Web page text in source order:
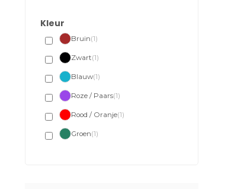
Kleur
Bruin(1)
Zwart(1)
Blauw(1)
Roze / Paars(1)
Rood / Oranje(1)
Groen(1)